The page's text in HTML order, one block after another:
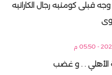
قبلى كومتيه رجال الكاراتيه
الأهلي . . و غضب